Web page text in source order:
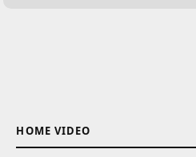
HOME VIDEO